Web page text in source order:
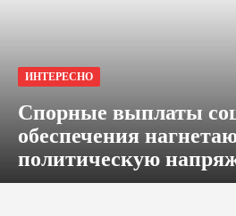
ИНТЕРЕСНО
Спорные выплаты
обеспечения
политическую